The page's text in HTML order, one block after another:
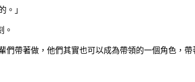
。」
。
帶著做，他們其實也可以成為帶領的一個角色，帶